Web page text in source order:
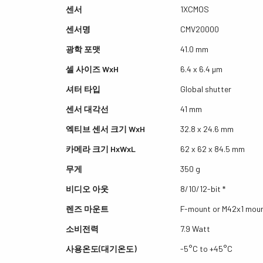
센서
1XCMOS
센서명
CMV20000
광학 포맷
41.0 mm
셀 사이즈 WxH
6.4 x 6.4 µm
셔터 타입
Global shutter
센서 대각선
41 mm
엑티브 센서 크기 WxH
32.8 x 24.6 mm
카메라 크기 HxWxL
62 x 62 x 84.5 mm
무게
350 g
비디오 아웃
8/10/12-bit *
렌즈 마운트
F-mount or M42x1
소비전력
7.9 Watt
사용온도(대기온도)
-5°C to +45°C